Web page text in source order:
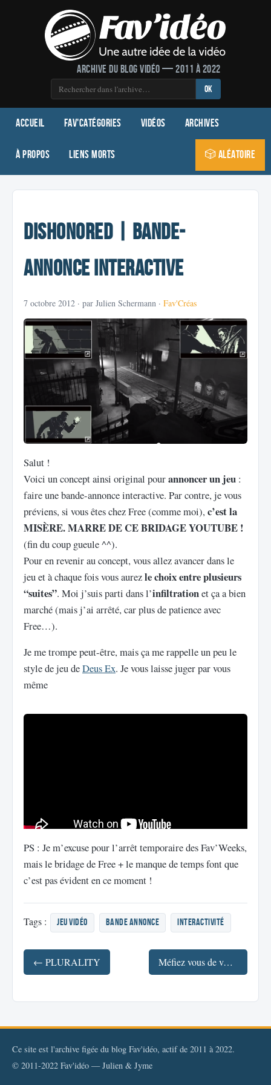
Archive du blog vidéo — 2011 à 2022
OK
Accueil Fav'Catégories Vidéos Archives
À propos Liens morts 🎲 Aléatoire
Dishonored | Bande-
annonce interactive
7 octobre 2012 · par Julien Schermann · Fav'Créas
Salut !
Voici un concept ainsi original pourannoncer un jeu :
faire une bande-annonce interactive. Par contre, je vous
préviens, si vous êtes chez Free (comme moi),c’est la
MISÈRE. MARRE DE CE BRIDAGE YOUTUBE !
(fin du coup gueule ^^).
Pour en revenir au concept, vous allez avancer dans le
jeu et à chaque fois vous aurezle choix entre plusieurs
“suites”. Moi j’suis parti dans l’infiltrationet ça a bien
marché (mais j’ai arrêté, car plus de patience avec
Free…).
Je me trompe peut-être, mais ça me rappelle un peu le
style de jeu deDeus Ex. Je vous laisse juger par vous
même
PS : Je m’excuse pour l’arrêt temporaire des Fav’Weeks,
mais le bridage de Free + le manque de temps font que
c’est pas évident en ce moment !
Tags : jeu vidéo Bande annonce interactivité
← PLURALITY Méfiez vous de vos données sur Internet ! →
Ce site est l'archive figée du blog Fav'idéo, actif de 2011 à 2022.
© 2011-2022 Fav'idéo — Julien & Jyme